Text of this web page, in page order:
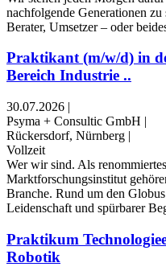
nachfolgende Generationen
Berater, Umsetzer – oder
Praktikant (m/w/d) in
Bereich Industrie ..
30.07.2026 |
Psyma + Consultic GmbH |
Rückersdorf, Nürnberg |
Vollzeit
Wer wir sind. Als
Marktforschungsinstitut
Branche. Rund um den
Leidenschaft und spürbarer
Praktikum
Robotik